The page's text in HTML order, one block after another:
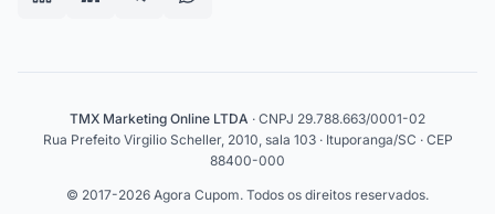
TMX Marketing Online LTDA · CNPJ 29.788.663/0001-02
Rua Prefeito Virgilio Scheller, 2010, sala 103 · Ituporanga/SC · CEP
88400-000
© 2017-2026 Agora Cupom. Todos os direitos reservados.